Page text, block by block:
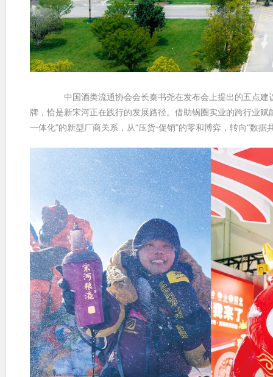
中国酒类流通协会会长秦书尧在发布会上提出的五点建议
牌，恰是新宋河正在践行的发展路径。借助锅圈实业的跨行业
一体化”的新型厂商关系，从“压货-促销”的零和博弈，转向“数据